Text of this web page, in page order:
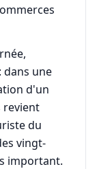
une
d'un
revient
du
vingt-
important.